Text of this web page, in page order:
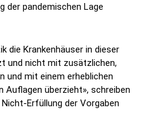
der pandemischen Lage
die Krankenhäuser in dieser
und nicht mit zusätzlichen,
und mit einem erheblichen
Auflagen überzieht», schreiben
Erfüllung der Vorgaben